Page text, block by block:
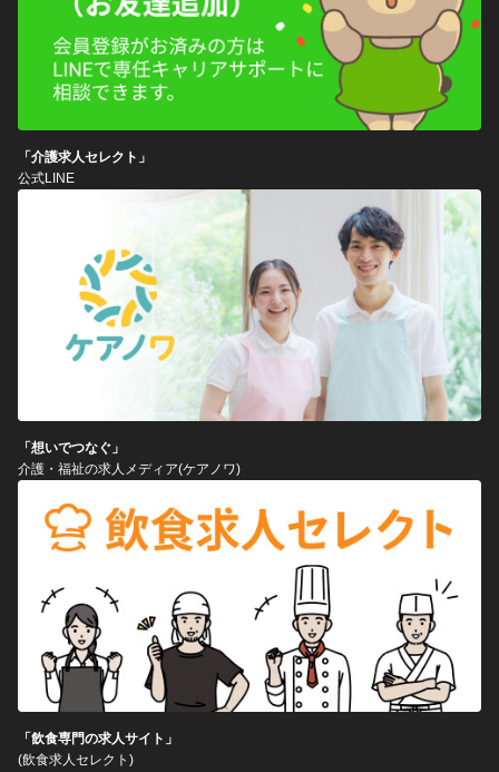
「介護求人セレクト」
公式LINE
「想いでつなぐ」
介護・福祉の求人メディア(ケアノワ)
「飲食専門の求人サイト」
(飲食求人セレクト)